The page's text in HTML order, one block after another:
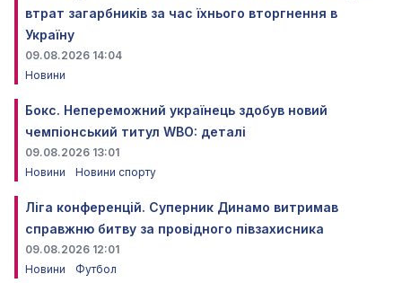
втрат загарбників за час їхнього вторгнення в
Україну
09.08.2026 14:04
Новини
Бокс. Непереможний українець здобув новий
чемпіонський титул WBO: деталі
09.08.2026 13:01
Новини
Новини спорту
Ліга конференцій. Суперник Динамо витримав
справжню битву за провідного півзахисника
09.08.2026 12:01
Новини
Футбол